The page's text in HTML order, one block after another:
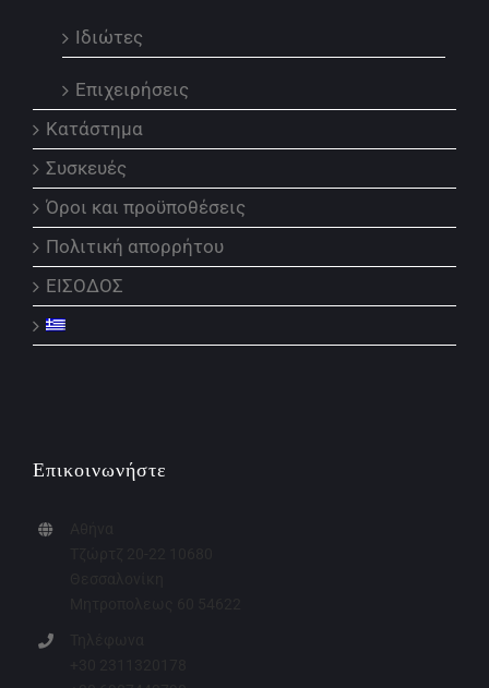
Ιδιώτες
Επιχειρήσεις
Κατάστημα
Συσκευές
Όροι και προϋποθέσεις
Πολιτική απορρήτου
ΕΙΣΟΔΟΣ
Επικοινωνήστε